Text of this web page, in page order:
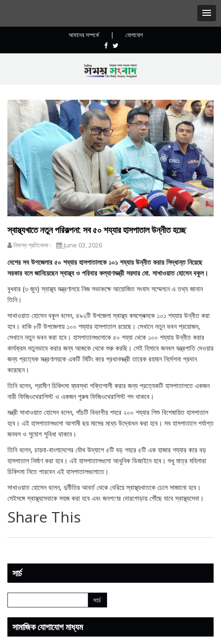
আমাদের সম্পর্কে | যোগাযোগ
স্বাস্থ্যখাতে নতুন পরিকল্পনা: সব ৫০ শয্যার হাসপাতাল উন্নীত হচ্ছে
নিজস্ব প্রতিবেদক : June 03, 2026
দেশের সব উপজেলার ৫০ শয্যার হাসপাতালকে ১০১ শয্যায় উন্নীত করার সিদ্ধান্ত নিয়েছে
সরকার বলে জানিয়েছেন স্বাস্থ্য ও পরিবার কল্যাণমন্ত্রী সরদার মো. সাখাওয়াত হোসেন বকুল।
বুধবার (৩ জুন) স্বাস্থ্য মন্ত্রণালয়ে নিজ সভাকক্ষে আয়োজিত সংবাদ সম্মেলনে এ তথ্য জানান
তিনি।
সাখাওয়াত হোসেন বকুল বলেন, ৪৯২টি উপজেলা স্বাস্থ্য কমপ্লেক্সকে ১০১ শয্যায় উন্নীত করা
হবে। বাকি ৮টি উপজেলায় ১০০ শয্যার হাসপাতাল রয়েছে। সেখানে নতুন ভবন প্রয়োজন,
সেখানে নতুন ভবন করা হবে। হাসপাতালগুলোকে ৫০ শয্যা থেকে ১০০ শয্যায় উন্নীত করার
কার্যক্রম নতুনভাবে করার জন্য আজকে থেকে শুরু করছি। সেই হিসাবে জনবল যন্ত্রপাতি দেওয়ার
জন্য প্রত্যেক মন্ত্রণালয়কে একটি মিটিং করে প্রধানমন্ত্রী তারেক রহমান নির্দেশনা প্রদান
করেছেন।
তিনি বলেন, গ্রামীণ চিকিৎসা ব্যবস্থা শক্তিশালী করার জন্য প্রত্যেকটি হাসপাতালতে একজন
নারী ফিজিওথেরাপিস্ট ও একজন পুরুষ ফিজিওথেরাপিস্ট পদ থাকবে।
মন্ত্রী সাখাওয়াত হোসেন বলেন, পাঁচটি বিভাগীয় শহরে ২০০ শয্যার শিশু বিশেষায়িত হাসপাতাল
হবে। এই হাসপাতালগুলো আগামী ছয় মাসের মধ্যে উদ্বোধন করা হবে। সব হাসপাতালে পর্যাপ্ত
জনবল ও সুযোগ সুবিধা থাকবে।
তিনি বলেন, চায়না-বাংলাদেশের যৌথ উদ্যাগে ৫টি বড় শহরে ৫টি এক হাজার শয্যার করে বড়
হাসপাতাল নির্মাণ করা হবে। এই হাসপাতালগুলো আধুনিক ডিজাইনে হবে। শুধু মাত্র মহিলারা
চিকিৎসা নিতে পারবেন এই হাসপাতালগুলোতে।
সাখাওয়াত হোসেন বলেন, দুর্নীতির আবর্ত থেকে বেরিয়ে স্বাস্থ্যখাতকে ঢেলে সাজানো হবে।
সেইসঙ্গে স্বাস্থ্যসেবাকে সহজ করা হবে এবং জনগণের দোরগোড়ায় পৌঁছে যাবে স্বাস্থ্যসেবা।
Share This
সার্চ
সামাজিক যোগাযোগ মাধ্যম